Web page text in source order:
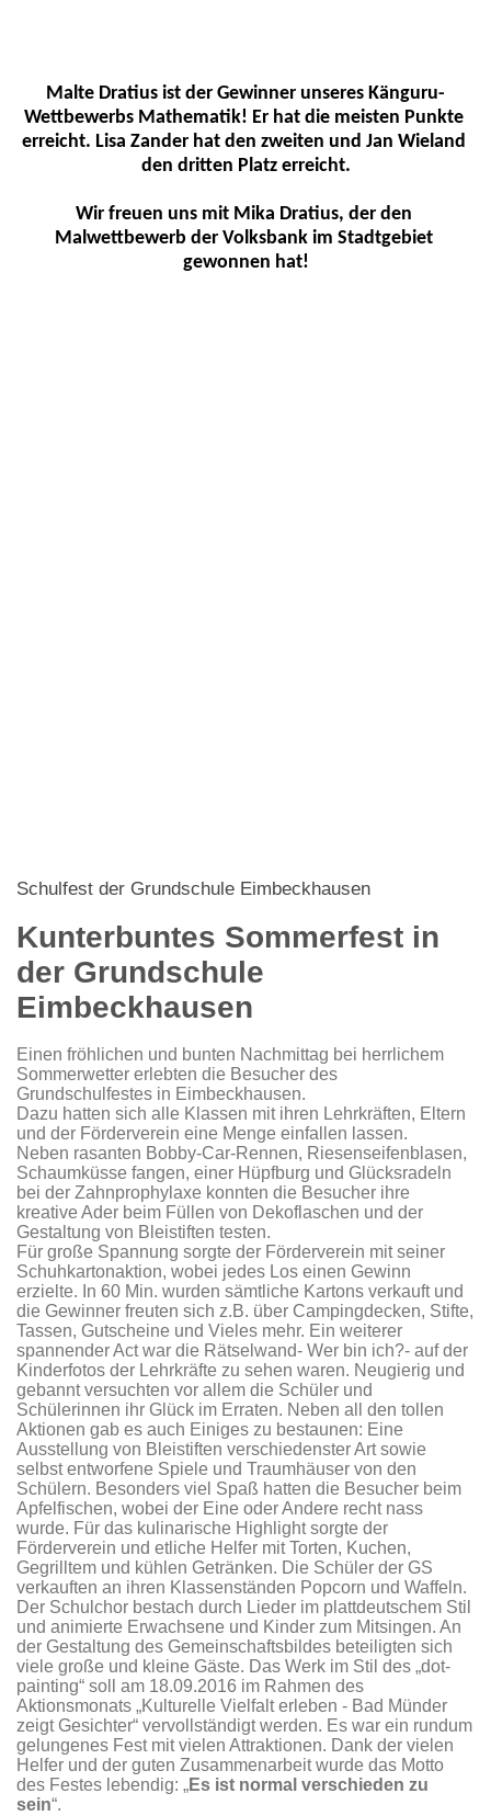
Malte Dratius ist der Gewinner unseres Känguru-
Wettbewerbs Mathematik! Er hat die meisten Punkte
erreicht. Lisa Zander hat den zweiten und Jan Wieland
den dritten Platz erreicht.
Wir freuen uns mit Mika Dratius, der den
Malwettbewerb der Volksbank im Stadtgebiet
gewonnen hat!
Schulfest der Grundschule Eimbeckhausen
Kunterbuntes Sommerfest in
der Grundschule
Eimbeckhausen
Einen fröhlichen und bunten Nachmittag bei herrlichem
Sommerwetter erlebten die Besucher des
Grundschulfestes in Eimbeckhausen.
Dazu hatten sich alle Klassen mit ihren Lehrkräften, Eltern
und der Förderverein eine Menge einfallen lassen.
Neben rasanten Bobby-Car-Rennen, Riesenseifenblasen,
Schaumküsse fangen, einer Hüpfburg und Glücksradeln
bei der Zahnprophylaxe konnten die Besucher ihre
kreative Ader beim Füllen von Dekoflaschen und der
Gestaltung von Bleistiften testen.
Für große Spannung sorgte der Förderverein mit seiner
Schuhkartonaktion, wobei jedes Los einen Gewinn
erzielte. In 60 Min. wurden sämtliche Kartons verkauft und
die Gewinner freuten sich z.B. über Campingdecken, Stifte,
Tassen, Gutscheine und Vieles mehr. Ein weiterer
spannender Act war die Rätselwand- Wer bin ich?- auf der
Kinderfotos der Lehrkräfte zu sehen waren. Neugierig und
gebannt versuchten vor allem die Schüler und
Schülerinnen ihr Glück im Erraten. Neben all den tollen
Aktionen gab es auch Einiges zu bestaunen: Eine
Ausstellung von Bleistiften verschiedenster Art sowie
selbst entworfene Spiele und Traumhäuser von den
Schülern. Besonders viel Spaß hatten die Besucher beim
Apfelfischen, wobei der Eine oder Andere recht nass
wurde. Für das kulinarische Highlight sorgte der
Förderverein und etliche Helfer mit Torten, Kuchen,
Gegrilltem und kühlen Getränken. Die Schüler der GS
verkauften an ihren Klassenständen Popcorn und Waffeln.
Der Schulchor bestach durch Lieder im plattdeutschem Stil
und animierte Erwachsene und Kinder zum Mitsingen. An
der Gestaltung des Gemeinschaftsbildes beteiligten sich
viele große und kleine Gäste. Das Werk im Stil des „dot-
painting“ soll am 18.09.2016 im Rahmen des
Aktionsmonats „Kulturelle Vielfalt erleben - Bad Münder
zeigt Gesichter“ vervollständigt werden. Es war ein rundum
gelungenes Fest mit vielen Attraktionen. Dank der vielen
Helfer und der guten Zusammenarbeit wurde das Motto
des Festes lebendig: „Es ist normal verschieden zu
sein“.